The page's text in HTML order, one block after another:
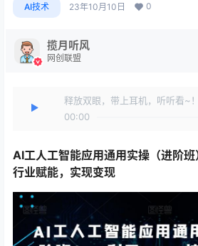
AI技术 23年10月10日 0
揽月听风
网创联盟
释放双眼，带上耳机，听听看~！
00:00
AI工人工智能应用通用实操 （进阶
行业赋能，实现变现